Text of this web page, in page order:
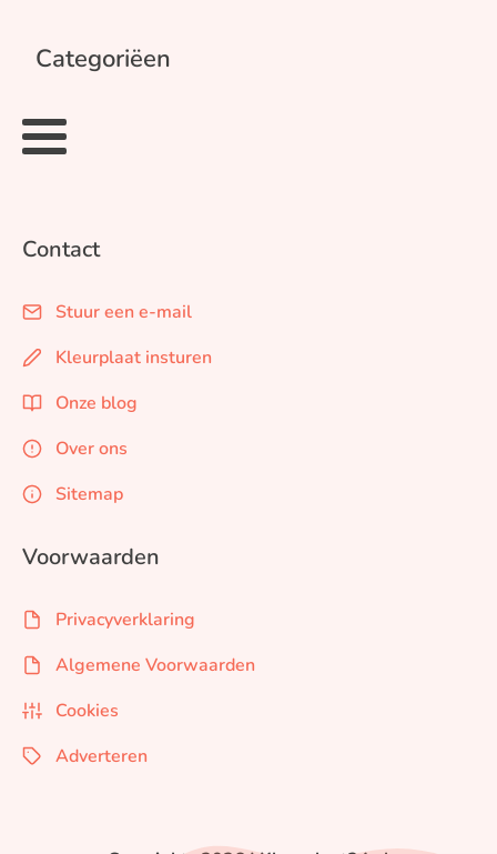
Categoriëen
Contact
Stuur een e-mail
Kleurplaat insturen
Onze blog
Over ons
Sitemap
Voorwaarden
Privacyverklaring
Algemene Voorwaarden
Cookies
Adverteren